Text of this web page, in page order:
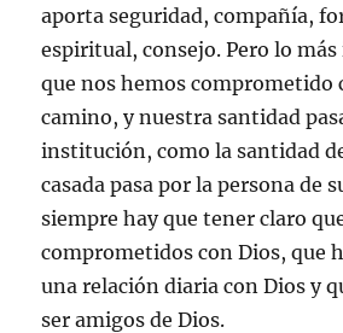
aporta seguridad, compañía,
espiritual, consejo. Pero lo
que nos hemos comprometido
camino, y nuestra santidad
institución, como la santidad
casada pasa por la persona de
siempre hay que tener claro
comprometidos con Dios, que
una relación diaria con Dios y
ser amigos de Dios.